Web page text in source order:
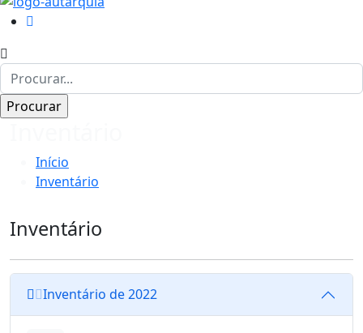
Início
Inventário
Inventário
Inventário de 2022